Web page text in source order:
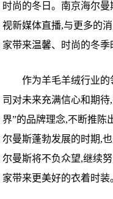
时尚的冬日。南京海尔
视新媒体直播,与更多的
家带来温馨、时尚的冬季
作为羊毛羊绒行业
司对未来充满信心和期
界”的品牌理念,不断推陈
尔曼斯蓬勃发展的时期,
尔曼斯将不负众望,继续
家带来更美好的衣着时装